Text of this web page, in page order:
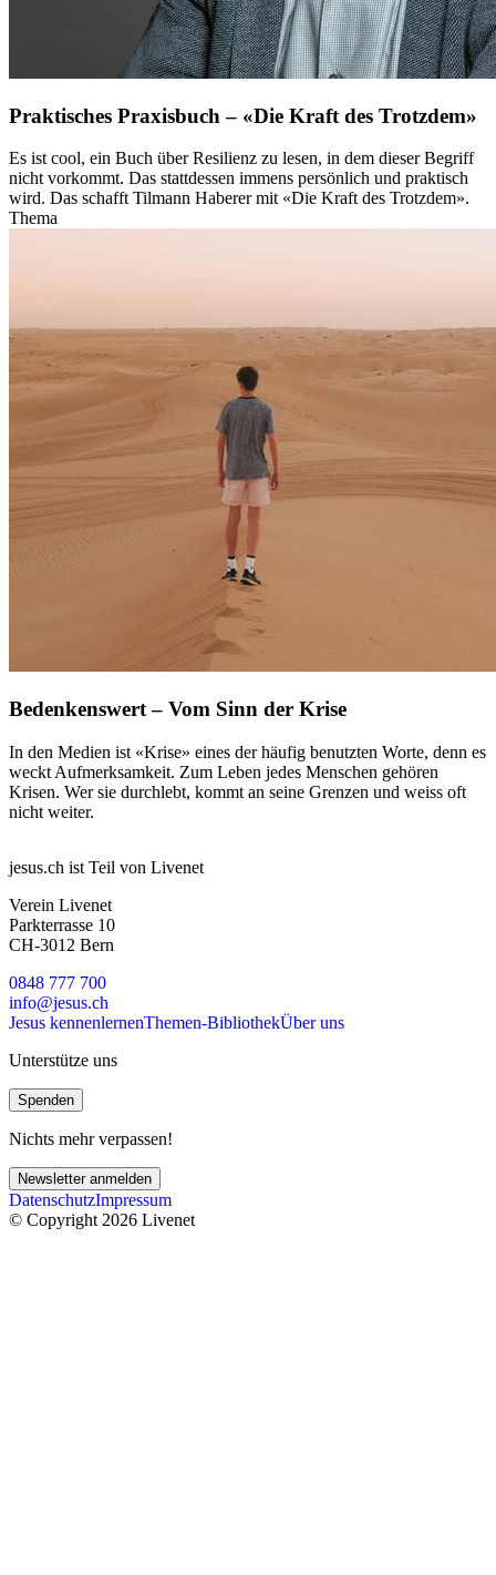
Praktisches Praxisbuch – «Die Kraft des Trotzdem»
Es ist cool, ein Buch über Resilienz zu lesen, in dem dieser Begriff
nicht vorkommt. Das stattdessen immens persönlich und praktisch
wird. Das schafft Tilmann Haberer mit «Die Kraft des Trotzdem».
Thema
Bedenkenswert – Vom Sinn der Krise
In den Medien ist «Krise» eines der häufig benutzten Worte, denn es
weckt Aufmerksamkeit. Zum Leben jedes Menschen gehören
Krisen. Wer sie durchlebt, kommt an seine Grenzen und weiss oft
nicht weiter.
jesus.ch ist Teil von Livenet
Verein Livenet
Parkterrasse 10
CH-3012 Bern
0848 777 700
info@jesus.ch
Jesus kennenlernenThemen-BibliothekÜber uns
Unterstütze uns
Spenden
Nichts mehr verpassen!
Newsletter anmelden
DatenschutzImpressum
© Copyright 2026 Livenet